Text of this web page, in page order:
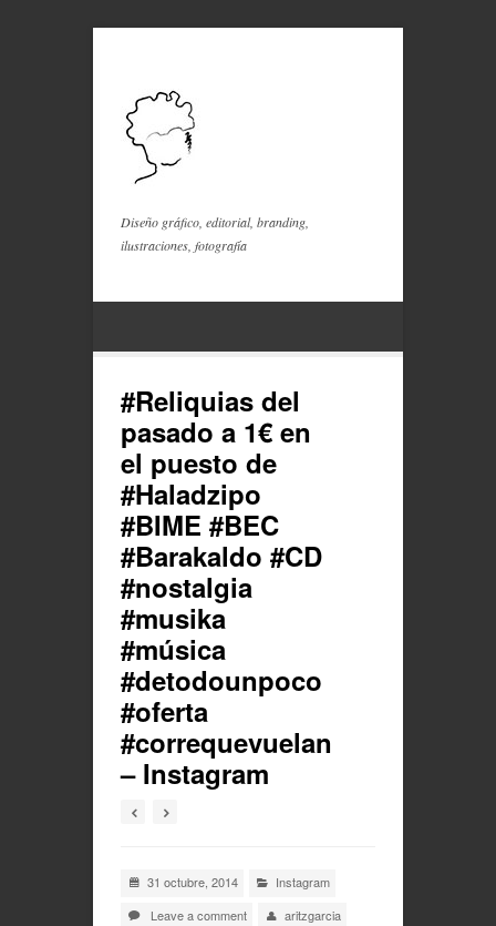
Diseño gráfico, editorial, branding,
ilustraciones, fotografía
#Reliquias del
pasado a 1€ en
el puesto de
#Haladzipo
#BIME #BEC
#Barakaldo #CD
#nostalgia
#musika
#música
#detodounpoco
#oferta
#correquevuelan
– Instagram
31 octubre, 2014
Instagram
Leave a comment
aritzgarcia